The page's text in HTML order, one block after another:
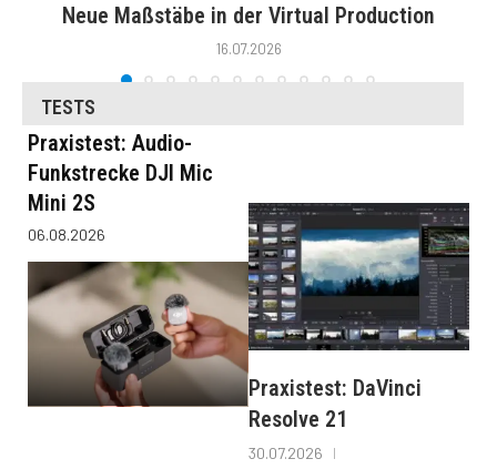
Neue Maßstäbe in der Virtual Production
16.07.2026
TESTS
Praxistest: Audio-
Funkstrecke DJI Mic
Mini 2S
06.08.2026
Praxistest: DaVinci
Resolve 21
30.07.2026